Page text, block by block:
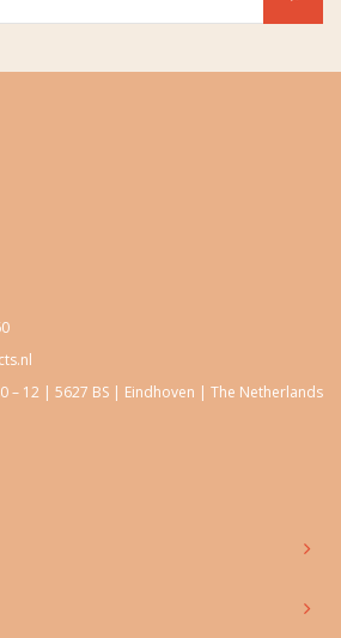
– 12 | 5627 BS | Eindhoven | The Netherlands